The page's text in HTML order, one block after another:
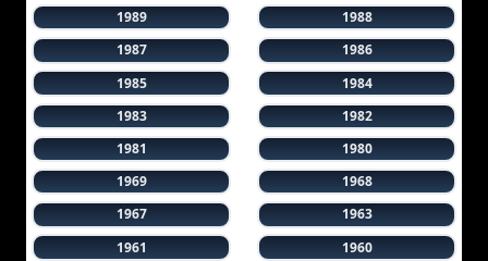
1989
1988
1987
1986
1985
1984
1983
1982
1981
1980
1969
1968
1967
1963
1961
1960